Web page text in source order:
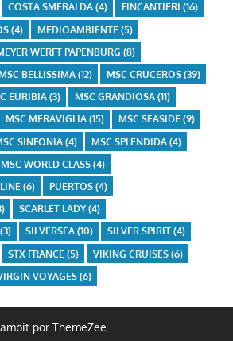
COSTA SMERALDA(4) FINCANTIERI (16)
(4) MEDIOAMBIENTE (5)
WERFT PAPENBURG (8)
MSC BELLISSIMA(12) MSC CRUCEROS(39)
EURIBIA(3) MSC GRANDIOSA(11)
MSC MERAVIGLIA(15) MSC SEASIDE(9)
SINFONIA(4) MSC SPLENDIDA(4)
MSC WORLD CLASS(4)
(6) PUERTOS(4)
SCARLET LADY(4)
(3) SILVERSEA(10) SILVER SPIRIT(4)
STX FRANCE (5) VIKING CRUISES(6)
VOYAGES(6)
por ThemeZee.